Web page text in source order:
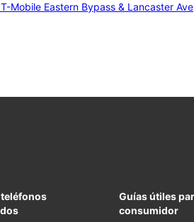
T-Mobile Eastern Bypass & Lancaster Ave